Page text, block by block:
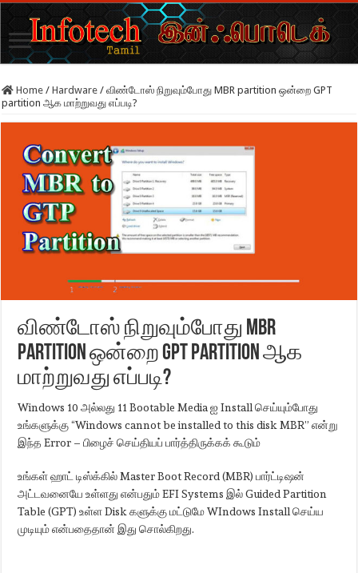
Home / Hardware / விண்டோஸ் நிறுவும்போது MBR partition ஒன்றை GPT
partition ஆக மாற்றுவது எப்படி?
விண்டோஸ் நிறுவும்போது MBR
partition ஒன்றை GPT partition ஆக
மாற்றுவது எப்படி?
Windows 10 அல்லது 11 Bootable Media ஐ Install செய்யும்போது
உங்களுக்கு “Windows cannot be installed to this disk MBR” என்று
இந்த Error – பிழைச் செய்தியப் பார்த்திருக்கக் கூடும்
உங்கள் ஹாட் டிஸ்க்கில் Master Boot Record (MBR) பார்ட்டிஷன்
அட்டவனையே உள்ளது என்பதும் EFI Systems இல் Guided Partition
Table (GPT) உள்ள Disk களுக்கு மட்டுமே WIndows Install செய்ய
முடியும் என்பதைதான் இது சொல்கிறது.